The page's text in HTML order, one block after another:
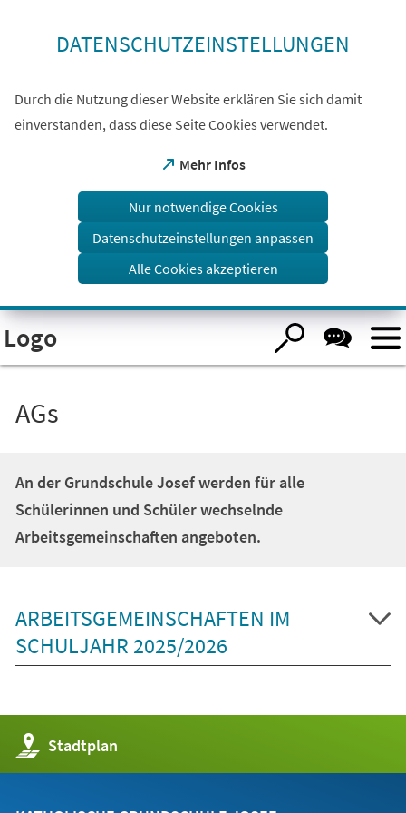
Visuelle
Assistenzsoftware
öffnen.
DATENSCHUTZEINSTELLUNGEN
Durch die Nutzung dieser Website erklären Sie sich damit
einverstanden, dass diese Seite Cookies verwendet.
Mehr Infos
(Öffnet
einem
Tab)
Nur notwendige Cookies
Datenschutzeinstellungen anpassen
Alle Cookies akzeptieren
Logo
AGs
An der Grundschule Josef werden für alle
Schülerinnen und Schüler wechselnde
Arbeitsgemeinschaften angeboten.
ARBEITSGEMEINSCHAFTEN IM
SCHULJAHR 2025/2026
Stadtplan
(Öffnet
in
einem